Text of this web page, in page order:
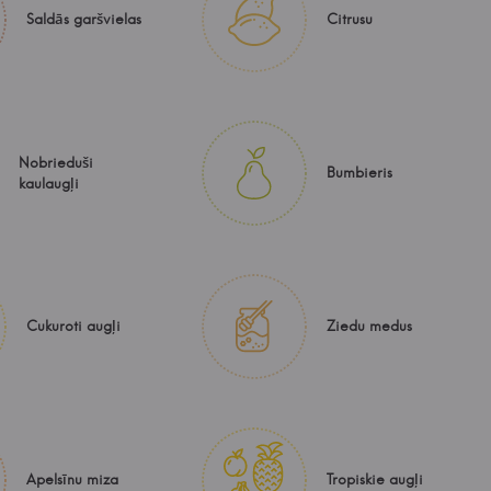
Saldās garšvielas Citrusu
Nobrieduši
kaulaugļi
Bumbieris
Cukuroti augļi Ziedu medus
Apelsīnu miza Tropiskie augļi